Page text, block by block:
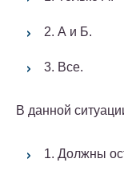
2. А и Б.
3. Все.
В данной
1. Должны